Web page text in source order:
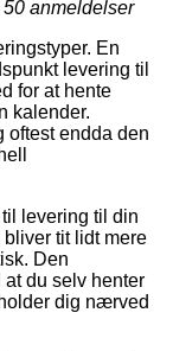
50 anmeldelser
En
levering til
for at hente
kalender.
oftest endda den
levering til din
tit lidt mere
Den
du selv henter
dig nærved